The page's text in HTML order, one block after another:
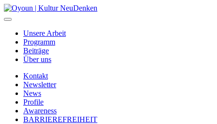
Unsere Arbeit
Programm
Beiträge
Über uns
Kontakt
Newsletter
News
Profile
Awareness
BARRIEREFREIHEIT